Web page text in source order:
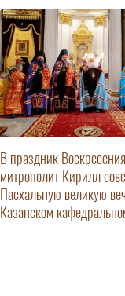
В праздник
митрополит Кирилл
Пасхальную великую
Казанском